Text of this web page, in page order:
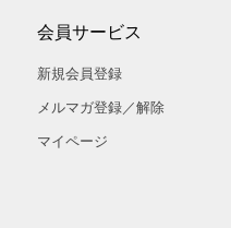
会員サービス
新規会員登録
メルマガ登録／解除
マイページ